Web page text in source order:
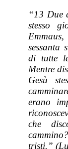
“13 Due
stesso
sessanta
di tutte
Mentre
Gesù
erano
che
tristi.”